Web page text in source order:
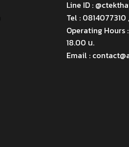
Line ID :
Tel :
Operating
18.00 น.
Email :